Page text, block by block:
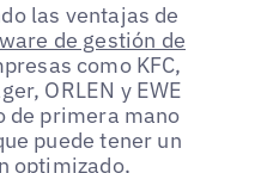
las ventajas de
de gestión de
como KFC,
ORLEN y EWE
de primera mano
puede tener un
optimizado,